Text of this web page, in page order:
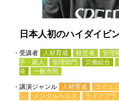
日本人初のハイダイビ
・受講者 人材育成 経営者 管理
手・新人
管理部門 労働組合
発
一般市民
・講演ジャンル 人材育成 コミュ
ン
メンタルヘルス ライフプラ